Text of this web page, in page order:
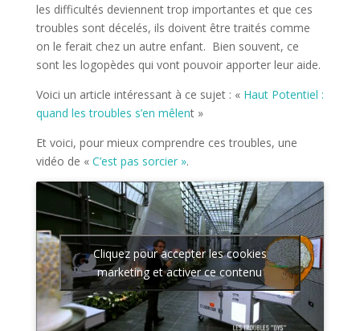
les difficultés deviennent trop importantes et que ces
troubles sont décelés, ils doivent être traités comme
on le ferait chez un autre enfant. Bien souvent, ce
sont les logopèdes qui vont pouvoir apporter leur aide.
Voici un article intéressant à ce sujet : « Haut Potentiel :
quand les troubles s’en mêlent »
Et voici, pour mieux comprendre ces troubles, une
vidéo de « C’est pas sorcier ».
Cliquez pour accepter les cookies
marketing et activer ce contenu